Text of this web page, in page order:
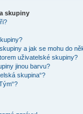
skupiny
a jak se mohu do
uživatelské skupiny?
jinou barvu?
skupina“?